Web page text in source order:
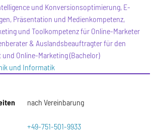
und Konversionsoptimierung, E-
Präsentation und Medienkompetenz,
und Toolkompetenz für Online-Marketer
& Auslandsbeauftragter für den
Online-Marketing (Bachelor)
und Informatik
nach Vereinbarung
+49-751-501-9933